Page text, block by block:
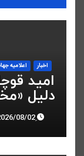
اخبار اعلاميه
امید
سال